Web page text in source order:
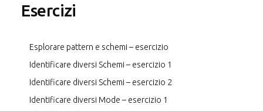
Esercizi
Esplorare pattern e schemi – esercizio
Identificare diversi Schemi – esercizio 1
Identificare diversi Schemi – esercizio 2
Identificare diversi Mode – esercizio 1